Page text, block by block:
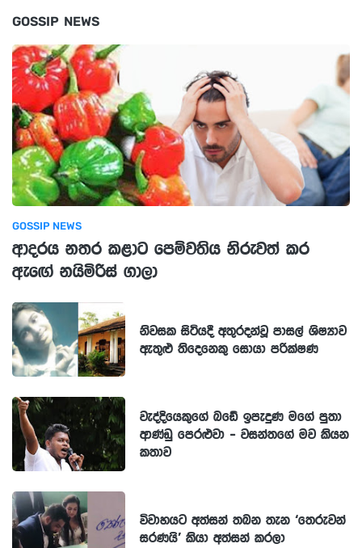
GOSSIP NEWS
GOSSIP NEWS
ආදරය නතර කළාට පෙම්වතිය නිරුවත් කර
ඇඟේ නයිමිරිස් ගාලා
නිවසක සිටියදී අතුරදන්වූ පාසල් ශිෂ්‍යාව
ඇතුළු තිදෙනෙකු සොයා පරික්ෂණ
වැද්දියෙකුගේ බඩේ ඉපැදුණ මගේ පුතා
ආණ්ඩු පෙරළුවා - වසන්තගේ මව කියන
කතාව
විවාහයට අත්සන් තබන තැන ‘තෙරුවන්
සරණයි’ කියා අත්සන් කරලා